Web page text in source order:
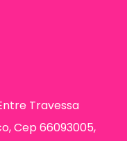
Travessa
Cep 66093005,